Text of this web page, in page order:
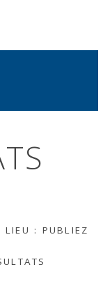
LIEU : PUBLIEZ